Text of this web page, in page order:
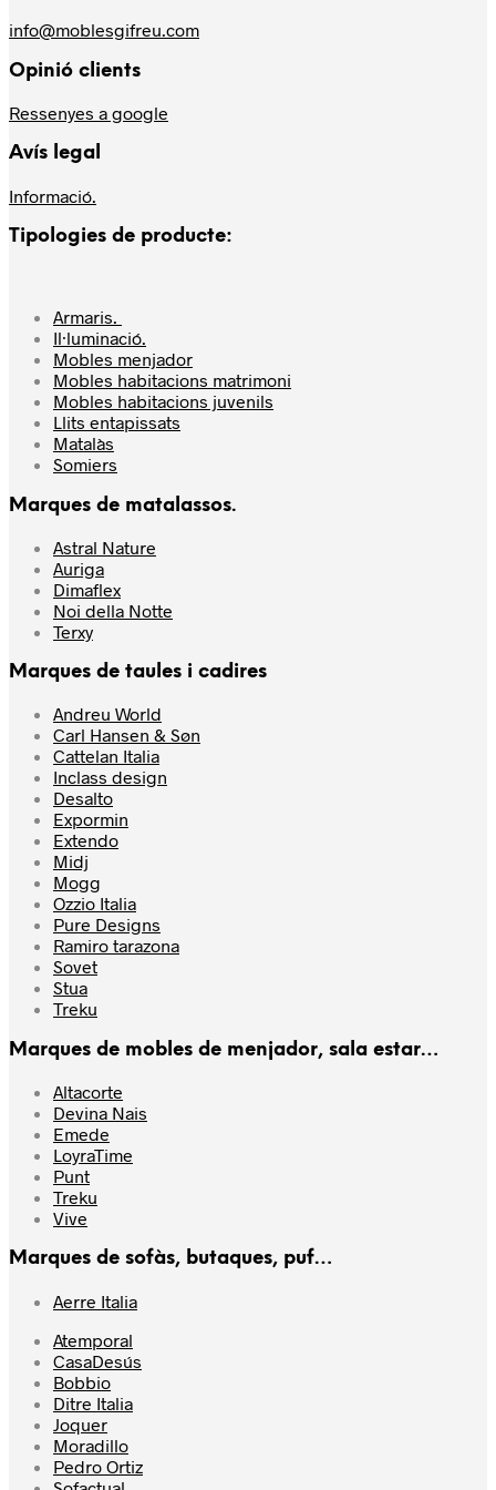
info@moblesgifreu.com
Opinió clients
Ressenyes a google
Avís legal
Informació.
Tipologies de producte:
Armaris.
Il·luminació.
Mobles menjador
Mobles habitacions matrimoni
Mobles habitacions juvenils
Llits entapissats
Matalàs
Somiers
Marques de matalassos.
Astral Nature
Auriga
Dimaflex
Noi della Notte
Terxy
Marques de taules i cadires
Andreu World
Carl Hansen & Søn
Cattelan Italia
Inclass design
Desalto
Expormin
Extendo
Midj
Mogg
Ozzio Italia
Pure Designs
Ramiro tarazona
Sovet
Stua
Treku
Marques de mobles de menjador, sala estar…
Altacorte
Devina Nais
Emede
LoyraTime
Punt
Treku
Vive
Marques de sofàs, butaques, puf…
Aerre Italia
Atemporal
CasaDesús
Bobbio
Ditre Italia
Joquer
Moradillo
Pedro Ortiz